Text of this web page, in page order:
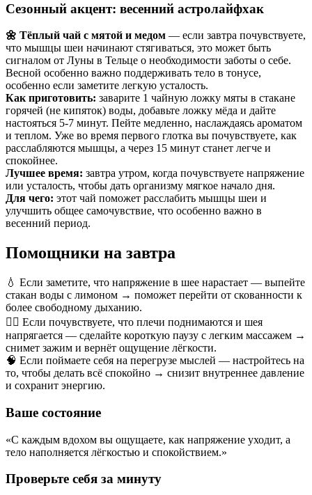
Сезонный акцент: весенний астролайфхак
🌼 Тёплый чай с мятой и медом — если завтра почувствуете,
что мышцы шеи начинают стягиваться, это может быть
сигналом от Луны в Тельце о необходимости заботы о себе.
Весной особенно важно поддерживать тело в тонусе,
особенно если заметите легкую усталость.
Как приготовить: заварите 1 чайную ложку мяты в стакане
горячей (не кипяток) воды, добавьте ложку мёда и дайте
настояться 5-7 минут. Пейте медленно, наслаждаясь ароматом
и теплом. Уже во время первого глотка вы почувствуете, как
расслабляются мышцы, а через 15 минут станет легче и
спокойнее.
Лучшее время: завтра утром, когда почувствуете напряжение
или усталость, чтобы дать организму мягкое начало дня.
Для чего: этот чай поможет расслабить мышцы шеи и
улучшить общее самочувствие, что особенно важно в
весенний период.
Помощники на завтра
💧 Если заметите, что напряжение в шее нарастает — выпейте
стакан воды с лимоном → поможет перейти от скованности к
более свободному дыханию.
💆‍♀️ Если почувствуете, что плечи поднимаются и шея
напрягается — сделайте короткую паузу с легким массажем →
снимет зажим и вернёт ощущение лёгкости.
🧠 Если поймаете себя на перегрузе мыслей — настройтесь на
то, чтобы делать всё спокойно → снизит внутреннее давление
и сохранит энергию.
Ваше состояние
«С каждым вдохом вы ощущаете, как напряжение уходит, а
тело наполняется лёгкостью и спокойствием.»
Проверьте себя за минуту